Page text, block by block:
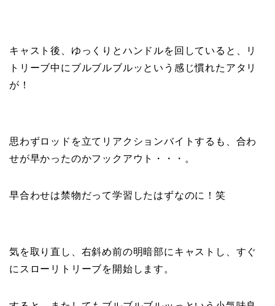
キャスト後、ゆっくりとハンドルを回していると、リ
トリーブ中にブルブルブルッという感じ慣れたアタリ
が！
思わずロッドを立てリアクションバイトするも、合わ
せが早かったのかフックアウト・・・。
早合わせは禁物だって学習したはずなのに！笑
気を取り直し、右斜め前の明暗部にキャストし、すぐ
にスローリトリーブを開始します。